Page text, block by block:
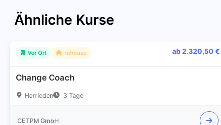
Ähnliche Kurse
Vor Ort Inhouse ab 2.320,50 €
Change Coach
Herrieden 3 Tage
CETPM GmbH